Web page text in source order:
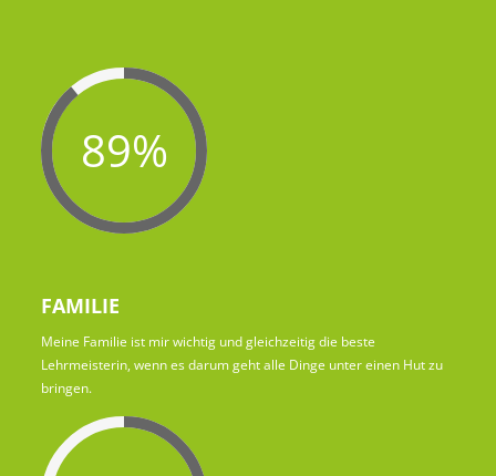
89%
FAMILIE
Meine Familie ist mir wichtig und gleichzeitig die beste
Lehrmeisterin, wenn es darum geht alle Dinge unter einen Hut zu
bringen.